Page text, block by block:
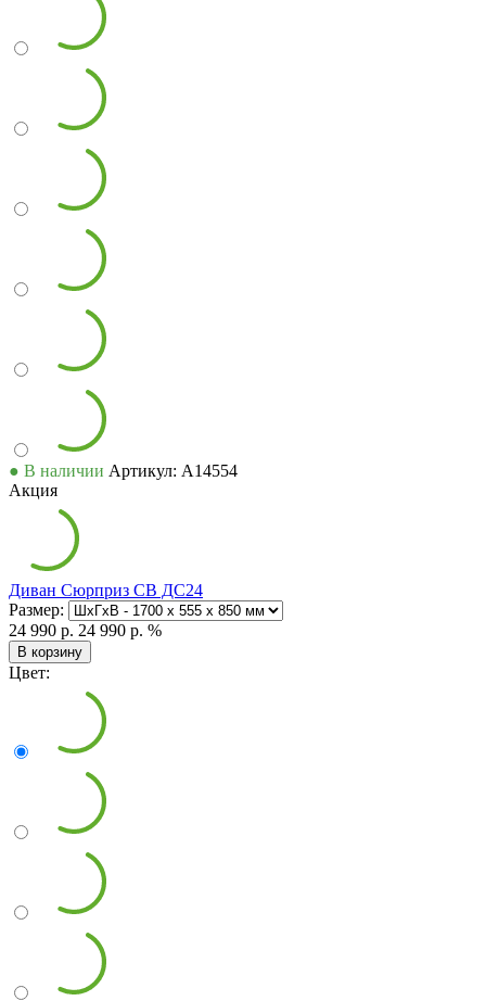
● В наличии Артикул: А14554
Акция
Диван Сюрприз СВ ДС24
Размер:
24 990 р. 24 990 р. %
В корзину
Цвет: